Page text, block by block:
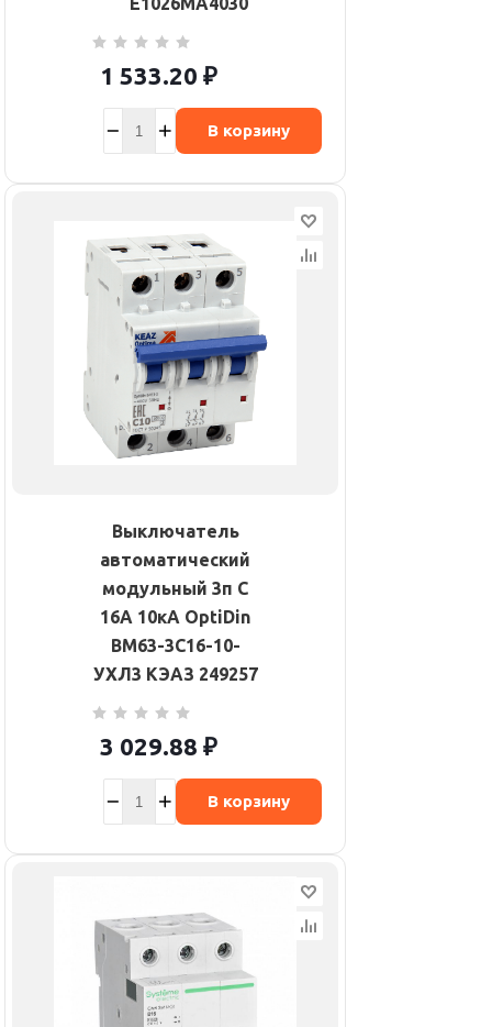
1 533.20 ₽
В корзину
Выключатель
автоматический
модульный 3п C
16А 10кА OptiDin
BM63-3C16-10-
УХЛ3 КЭАЗ 249257
3 029.88 ₽
В корзину